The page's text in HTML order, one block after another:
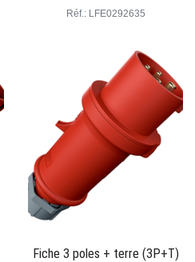
Réf.: LFE0292635
Fiche 3 poles + terre (3P+T)